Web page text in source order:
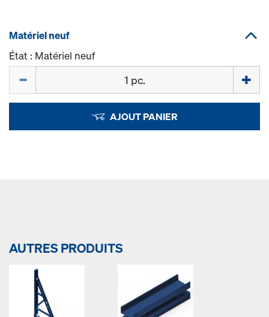
Matériel neuf
État : Matériel neuf
AJOUT PANIER
AUTRES PRODUITS